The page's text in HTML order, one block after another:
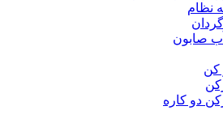
نظام
صابون
کن
دو کاره